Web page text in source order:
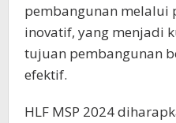
pembangunan melalui
inovatif, yang menjadi
tujuan pembangunan
efektif.
HLF MSP 2024